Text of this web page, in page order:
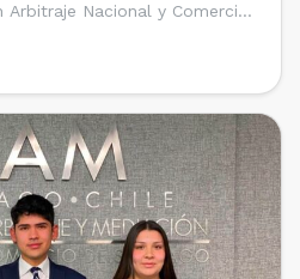
Nacional y Comercial
la Facultad de Derecho de la